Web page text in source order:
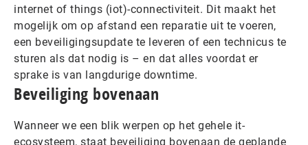
internet of things (iot)-connectiviteit. Dit maakt het
mogelijk om op afstand een reparatie uit te voeren,
een beveiligingsupdate te leveren of een technicus te
sturen als dat nodig is – en dat alles voordat er
sprake is van langdurige downtime.
Beveiliging bovenaan
Wanneer we een blik werpen op het gehele it-
ecosysteem, staat beveiliging bovenaan de geplande